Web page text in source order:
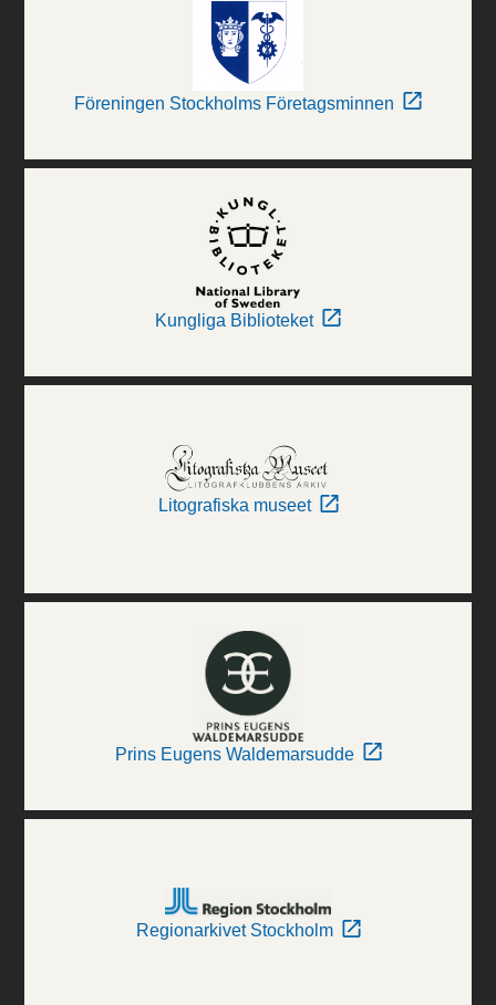
Föreningen Stockholms Företagsminnen
Kungliga Biblioteket
Litografiska museet
Prins Eugens Waldemarsudde
Regionarkivet Stockholm